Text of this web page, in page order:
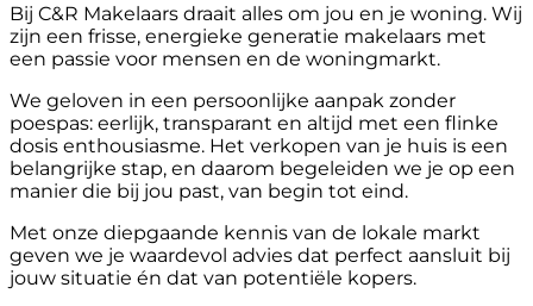
Bij C&R Makelaars draait alles om jou en je woning. Wij
zijn een frisse, energieke generatie makelaars met
een passie voor mensen en de woningmarkt.
We geloven in een persoonlijke aanpak zonder
poespas: eerlijk, transparant en altijd met een flinke
dosis enthousiasme. Het verkopen van je huis is een
belangrijke stap, en daarom begeleiden we je op een
manier die bij jou past, van begin tot eind.
Met onze diepgaande kennis van de lokale markt
geven we je waardevol advies dat perfect aansluit bij
jouw situatie én dat van potentiële kopers.